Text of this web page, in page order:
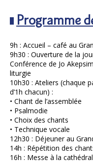
Programme
9h : Accueil – café au
9h30 : Ouverture de la
Conférence de Jo
liturgie
10h30 : Ateliers (chaque
d’1h chacun) :
• Chant de l’assemblée
• Psalmodie
• Choix des chants
• Technique vocale
12h30 : Déjeuner au
14h : Répétition des
16h : Messe à la